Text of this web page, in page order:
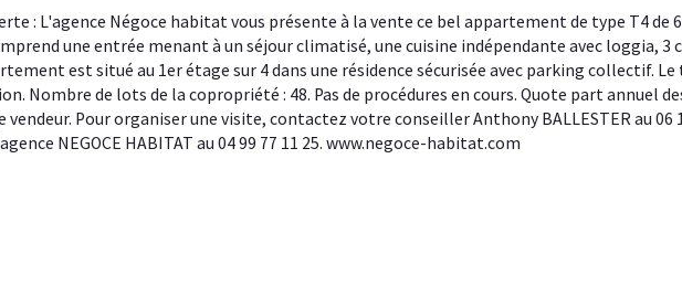
une entrée menant à un séjour climatisé, une cuisine indépendante avec loggia, 3
est situé au 1er étage sur 4 dans une résidence sécurisée avec parking collectif.
Nombre de lots de la copropriété : 48. Pas de procédures en cours. Quote part annuel
vendeur. Pour organiser une visite, contactez votre conseiller Anthony BALLESTER au
NEGOCE HABITAT au 04 99 77 11 25. www.negoce-habitat.com